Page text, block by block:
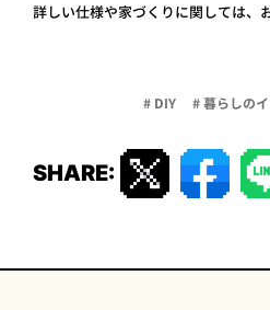
詳しい仕様や家づくりに関しては、
# DIY # 暮らしの
SHARE: